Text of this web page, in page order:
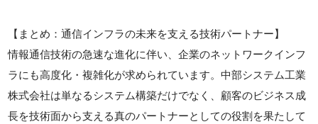
【まとめ：通信インフラの未来を支える技術パートナー】
情報通信技術の急速な進化に伴い、企業のネットワークインフ
ラにも高度化・複雑化が求められています。中部システム工業
株式会社は単なるシステム構築だけでなく、顧客のビジネス成
長を技術面から支える真のパートナーとしての役割を果たして